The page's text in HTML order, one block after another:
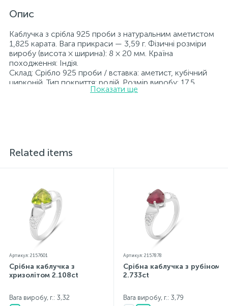
Опис
Каблучка з срібла 925 проби з натуральним аметистом
1,825 карата. Вага прикраси — 3,59 г. Фізичні розміри
виробу (висота × ширина): 8 × 20 мм. Країна
походження: Індія.
Склад: Срібло 925 проби / вставка: аметист, кубічний
цирконій. Тип покриття: родій. Розмір виробу: 17,5.
Вставка: аметист, кубічний цирконій.
зазначено відповідну пробу. До кожної ювелірної
кольорів екраном
Показати ще
Related items
Артикул: 2157601
Срібна каблучка з
хризолітом 2.108ct
Вага виробу, г.: 3,32
Артикул: 2157878
Срібна каблучка з рубіном
2.733ct
Вага виробу, г.: 3,79